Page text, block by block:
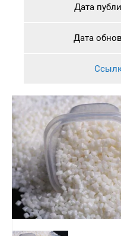
Дата
Дата